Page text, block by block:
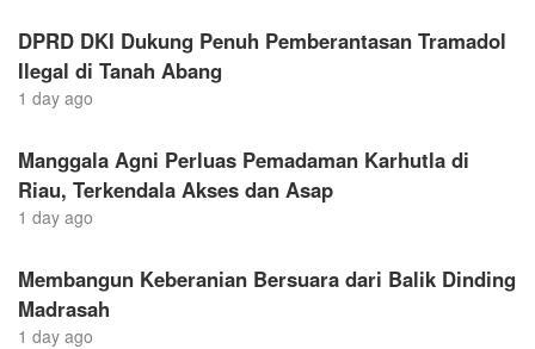
DPRD DKI Dukung Penuh Pemberantasan Tramadol
Ilegal di Tanah Abang
1 day ago
Manggala Agni Perluas Pemadaman Karhutla di
Riau, Terkendala Akses dan Asap
1 day ago
Membangun Keberanian Bersuara dari Balik Dinding
Madrasah
1 day ago